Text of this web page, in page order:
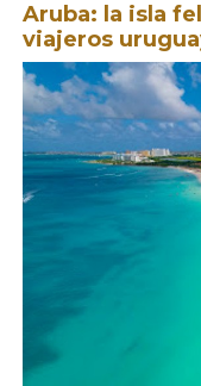
Aruba: la isla
viajeros